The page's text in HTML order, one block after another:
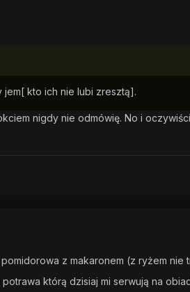
jem[ kto ich nie lubi zresztą].
nigdy nie odmówię. No i
z makaronem (z ryżem nie
którą dzisiaj mi serwują na